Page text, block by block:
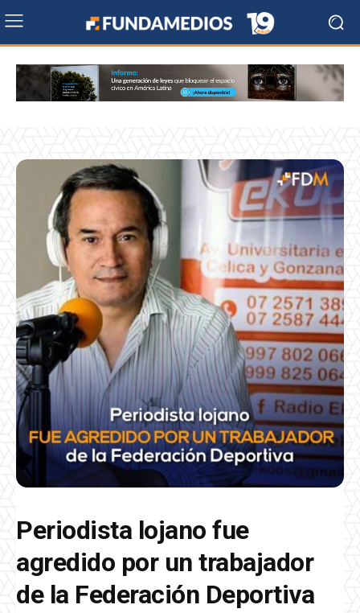
Periodista lojano fue
agredido por un trabajador
de la Federación Deportiva